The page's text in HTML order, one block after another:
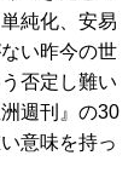
純化、安易
い昨今の世
否定し難い
週刊』の30
意味を持っ